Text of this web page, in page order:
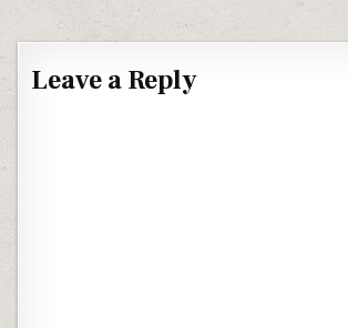
Leave a Reply